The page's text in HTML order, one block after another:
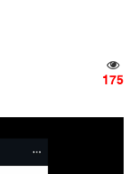
175